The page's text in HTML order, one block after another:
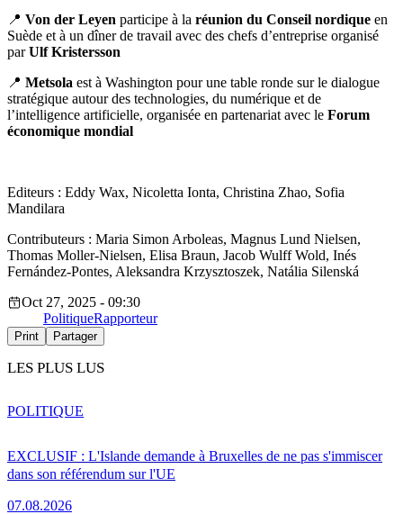
📍 Von der Leyen participe à la réunion du Conseil nordique en
Suède et à un dîner de travail avec des chefs d’entreprise organisé
parUlf Kristersson
📍 Metsola est à Washington pour une table ronde sur le dialogue
stratégique autour des technologies, du numérique et de
l’intelligence artificielle, organisée en partenariat avec le Forum
économique mondial
Editeurs : Eddy Wax, Nicoletta Ionta, Christina Zhao, Sofia
Mandilara
Contributeurs : Maria Simon Arboleas, Magnus Lund Nielsen,
Thomas Moller-Nielsen, Elisa Braun, Jacob Wulff Wold, Inés
Fernández-Pontes, Aleksandra Krzysztoszek, Natália Silenská
Oct 27, 2025 - 09:30
PolitiqueRapporteur
Print Partager
LES PLUS LUS
EXCLUSIF : L'Islande demande à Bruxelles de ne pas s'immiscer
dans son référendum sur l'UE
07.08.2026
POLITIQUE